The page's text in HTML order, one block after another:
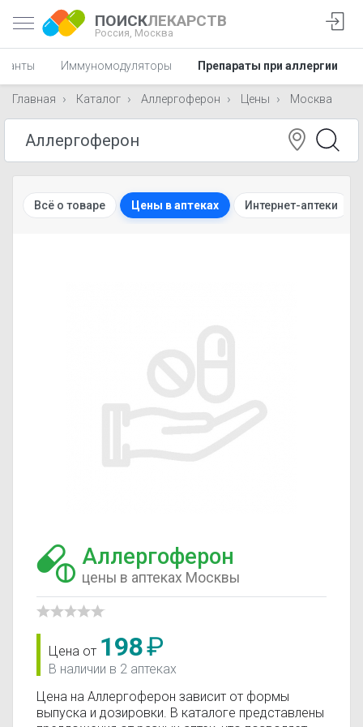
ПОИСКЛЕКАРСТВ
Россия, Москва
Иммуномодуляторы Препараты при аллергии
Главная Каталог Аллергоферон Цены Москва
Всё о товаре Цены в аптеках Интернет-аптеки
Аллергоферон
цены в аптеках Москвы
Цена от 198₽
В наличии в 2 аптеках
Цена на Аллергоферон зависит от формы
выпуска и дозировки. В каталоге представлены